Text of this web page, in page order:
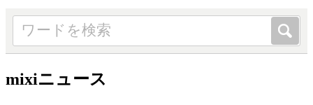
mixiニュース